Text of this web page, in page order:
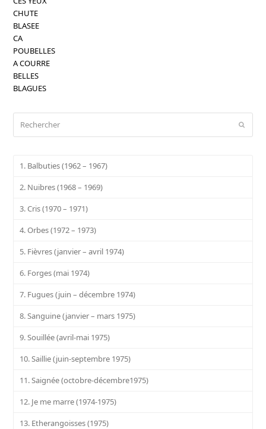
CHUTE
BLASEE
CA
POUBELLES
A COURRE
BELLES
BLAGUES
1. Balbuties (1962 – 1967)
2. Nuibres (1968 – 1969)
3. Cris (1970 – 1971)
4. Orbes (1972 – 1973)
5. Fièvres (janvier – avril 1974)
6. Forges (mai 1974)
7. Fugues (juin – décembre 1974)
8. Sanguine (janvier – mars 1975)
9. Souillée (avril-mai 1975)
10. Saillie (juin-septembre 1975)
11. Saignée (octobre-décembre1975)
12. Je me marre (1974-1975)
13. Etherangoisses (1975)